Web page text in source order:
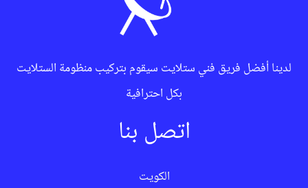
لدينا أفضل فريق فني ستلايت سيقوم بتركيب منظومة الستلايت
بكل احترافية
اتصل بنا
الكويت